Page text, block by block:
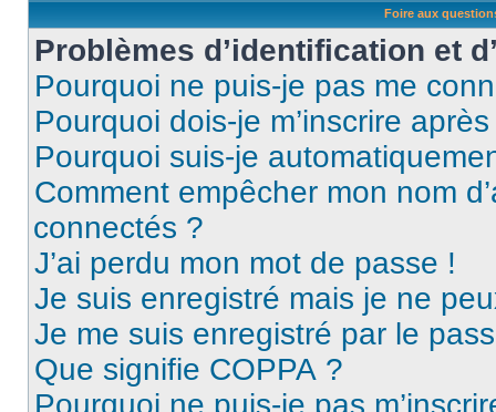
Foire aux
Problèmes d’identification et
Pourquoi ne puis-je pas me
Pourquoi dois-je m’inscrire
Pourquoi suis-je
Comment empêcher mon nom
connectés ?
J’ai perdu mon mot de passe !
Je suis enregistré mais je ne
Je me suis enregistré par le
Que signifie COPPA ?
Pourquoi ne puis-je pas